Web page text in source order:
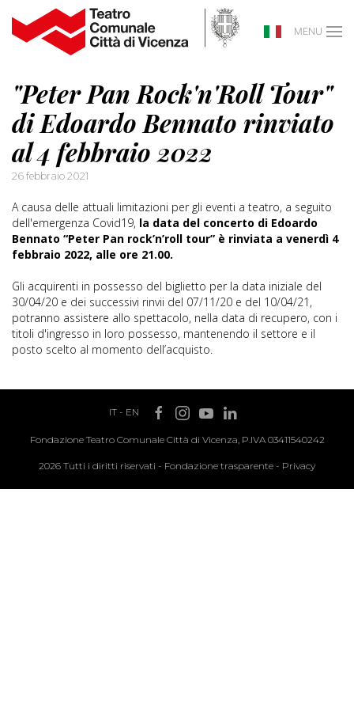
MENU
"Peter Pan Rock'n'Roll Tour"
di Edoardo Bennato rinviato
al 4 febbraio 2022
26 febbraio 2021
A causa delle attuali limitazioni per gli eventi a teatro, a seguito
dell'emergenza Covid19, la data del concerto di Edoardo
Bennato “Peter Pan rock’n’roll tour” è rinviata a venerdì 4
febbraio 2022, alle ore 21.00.
Gli acquirenti in possesso del biglietto per la data iniziale del
30/04/20 e dei successivi rinvii del 07/11/20 e del 10/04/21,
potranno assistere allo spettacolo, nella data di recupero, con i
titoli d'ingresso in loro possesso, mantenendo il settore e il
posto scelto al momento dell’acquisto.
IT- EN
Fondazione Teatro Comunale Città di Vicenza, P.IVA 03411540242
2026 Tutti i diritti riservati - Fondazione trasparente - Privacy